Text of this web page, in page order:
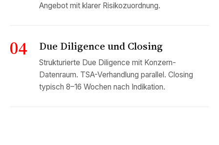
Angebot mit klarer Risikozuordnung.
04 Due Diligence und Closing
Strukturierte Due Diligence mit Konzern-
Datenraum. TSA-Verhandlung parallel. Closing
typisch 8–16 Wochen nach Indikation.